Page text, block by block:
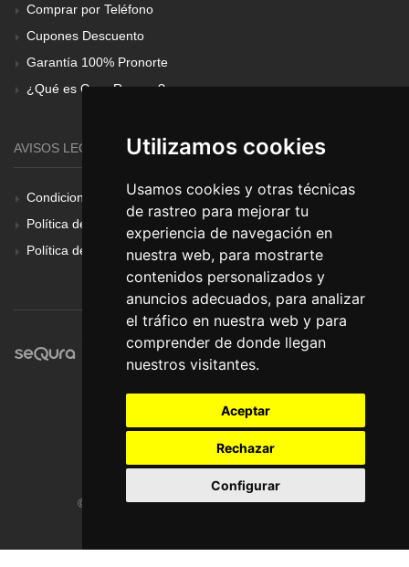
Utilizamos cookies
Usamos cookies y otras técnicas
de rastreo para mejorar tu
experiencia de navegación en
nuestra web, para mostrarte
contenidos personalizados y
anuncios adecuados, para analizar
el tráfico en nuestra web y para
comprender de donde llegan
nuestros visitantes.
Aceptar
Rechazar
Configurar
Comprar por Teléfono
Cupones Descuento
Garantía 100% Pronorte
¿Qué es Gear Renove?
AVISOS LEGALES
Condiciones Generales
Política de Cookies
Política de Privacidad
© Pronorte Sonido SL. Todos los derechos reservados.